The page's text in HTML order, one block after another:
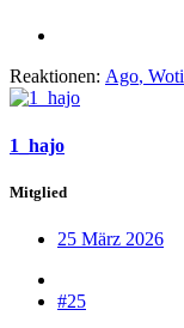
Reaktionen: Ago,
1_hajo
Mitglied
25 März 2026
#25